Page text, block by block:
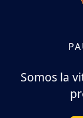
Somos la